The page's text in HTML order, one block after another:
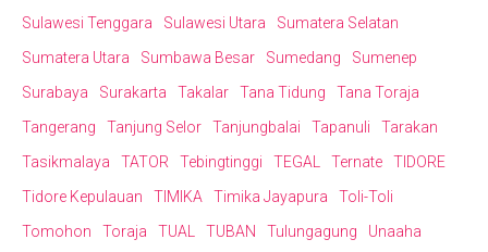
Sulawesi Tenggara
Sulawesi Utara
Sumatera Selatan
Sumatera Utara
Sumbawa Besar Sumedang
Sumenep
Surabaya
Surakarta Takalar Tana Tidung
Tana Toraja
Tangerang
Tanjung Selor Tanjungbalai Tapanuli
Tarakan
Tasikmalaya
TATOR Tebingtinggi TEGAL Ternate
TIDORE
Tidore Kepulauan
TIMIKA Timika Jayapura
Toli-Toli
Tomohon
Toraja TUAL TUBAN Tulungagung
Unaaha